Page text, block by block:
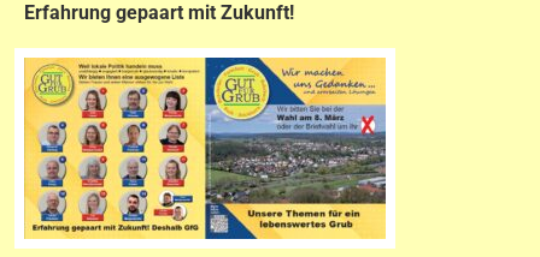
Erfahrung gepaart mit Zukunft!